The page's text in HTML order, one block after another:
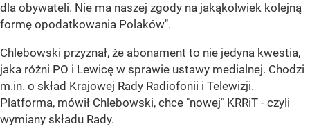
dla obywateli. Nie ma naszej zgody na jakąkolwiek kolejną
formę opodatkowania Polaków".
Chlebowski przyznał, że abonament to nie jedyna kwestia,
jaka różni PO i Lewicę w sprawie ustawy medialnej. Chodzi
m.in. o skład Krajowej Rady Radiofonii i Telewizji.
Platforma, mówił Chlebowski, chce "nowej" KRRiT - czyli
wymiany składu Rady.